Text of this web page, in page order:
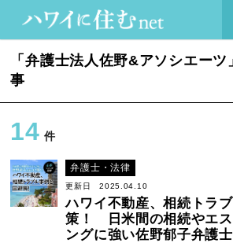
「弁護士法人佐野&アソシエー
事
14 件
弁護士・法律
更新日 2025.04.10
ハワイ不動産、相続トラ
策！ 日米間の相続やエス
ングに強い佐野郁子弁護士